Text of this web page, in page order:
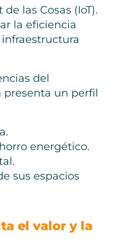
las Cosas (IoT).
la eficiencia
del
un perfil
energético.
sus espacios
el valor y la